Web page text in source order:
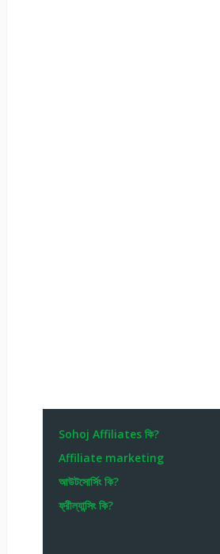
Sohoj Affiliates কি?
Affiliate marketing
আউটসোর্সিং কি?
ফ্রীল্যান্সিং কি?